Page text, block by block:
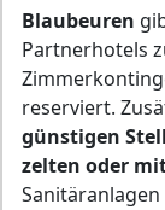
Blaubeuren
Partnerhotels
reserviert.
günstigen
zelten oder